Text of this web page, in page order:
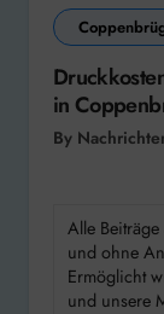
in
By
Alle
und ohne
Ermöglicht
und unsere